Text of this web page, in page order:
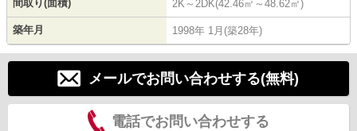
間取り(面積) 2K～2DK(42.46㎡～48.62㎡)
築年月 1998年 1月(築28年)
メールでお問い合わせする(無料)
電話でお問い合わせする